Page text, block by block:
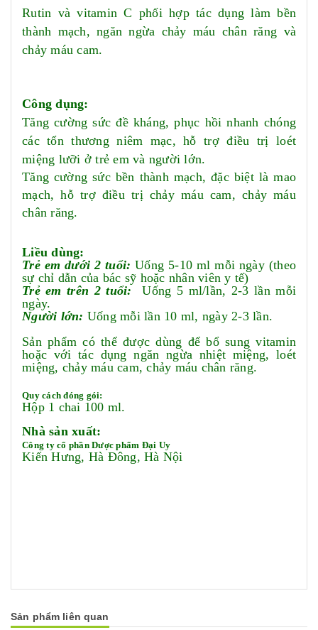
Rutin và vitamin C phối hợp tác dụng làm bền
thành mạch, ngăn ngừa chảy máu chân răng và
chảy máu cam.
Công dụng:
Tăng cường sức đề kháng, phục hồi nhanh chóng
các tổn thương niêm mạc, hỗ trợ điều trị loét
miệng lưỡi ở trẻ em và người lớn.
Tăng cường sức bền thành mạch, đặc biệt là mao
mạch, hỗ trợ điều trị chảy máu cam, chảy máu
chân răng.
Liều dùng:
Trẻ em dưới 2 tuổi: Uống 5-10 ml mỗi ngày (theo
sự chỉ dẫn của bác sỹ hoặc nhân viên y tế)
Trẻ em trên 2 tuổi:Uống 5 ml/lần, 2-3 lần mỗi
ngày.
Người lớn: Uống mỗi lần 10 ml, ngày 2-3 lần.
Sản phẩm có thể được dùng để bổ sung vitamin
hoặc với tác dụng ngăn ngừa nhiệt miệng, loét
miệng, chảy máu cam, chảy máu chân răng.
Quy cách đóng gói:
Hộp 1 chai 100 ml.
Nhà sản xuất:
Công ty cổ phần Dược phẩm Đại Uy
Kiến Hưng, Hà Đông, Hà Nội
Sản phẩm liên quan